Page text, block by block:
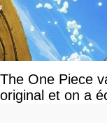
The One Piece
original et on a